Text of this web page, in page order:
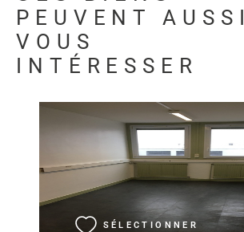
PEUVENT AUSSI
VOUS
INTÉRESSER
SÉLECTIONNER
VOIR LE BIEN